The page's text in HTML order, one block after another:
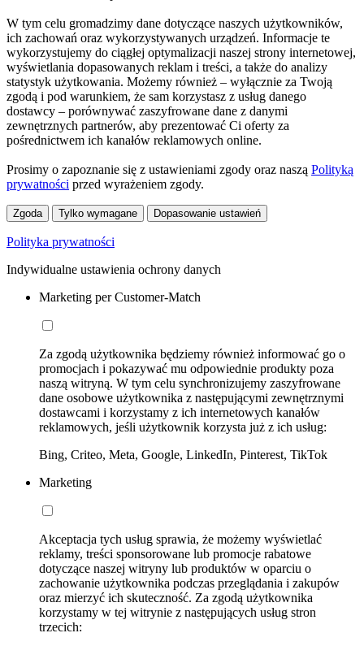
W tym celu gromadzimy dane dotyczące naszych użytkowników,
ich zachowań oraz wykorzystywanych urządzeń. Informacje te
wykorzystujemy do ciągłej optymalizacji naszej strony internetowej,
wyświetlania dopasowanych reklam i treści, a także do analizy
statystyk użytkowania. Możemy również – wyłącznie za Twoją
zgodą i pod warunkiem, że sam korzystasz z usług danego
dostawcy – porównywać zaszyfrowane dane z danymi
zewnętrznych partnerów, aby prezentować Ci oferty za
pośrednictwem ich kanałów reklamowych online.
Prosimy o zapoznanie się z ustawieniami zgody oraz naszą Polityką
prywatności przed wyrażeniem zgody.
Zgoda Tylko wymagane Dopasowanie ustawień
Polityka prywatności
Indywidualne ustawienia ochrony danych
Marketing per Customer-Match
Za zgodą użytkownika będziemy również informować go o
promocjach i pokazywać mu odpowiednie produkty poza
naszą witryną. W tym celu synchronizujemy zaszyfrowane
dane osobowe użytkownika z następującymi zewnętrznymi
dostawcami i korzystamy z ich internetowych kanałów
reklamowych, jeśli użytkownik korzysta już z ich usług:
Bing, Criteo, Meta, Google, LinkedIn, Pinterest, TikTok
Marketing
Akceptacja tych usług sprawia, że możemy wyświetlać
reklamy, treści sponsorowane lub promocje rabatowe
dotyczące naszej witryny lub produktów w oparciu o
zachowanie użytkownika podczas przeglądania i zakupów
oraz mierzyć ich skuteczność. Za zgodą użytkownika
korzystamy w tej witrynie z następujących usług stron
trzecich: